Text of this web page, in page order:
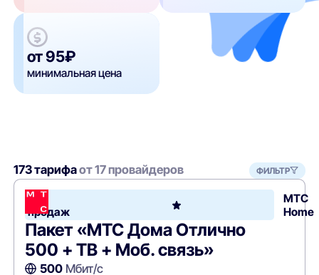
от 95₽
минимальная цена
173 тарифаот 17 провайдеров ФИЛЬТР
Хит
продаж
МТС
Home
Пакет «МТС Дома Отлично
500 + ТВ + Моб. связь»
500Мбит/с